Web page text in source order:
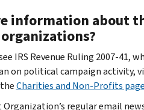
information about
IRS Revenue Ruling 2007-41,
on political campaign activity,
Charities and Non-Profits page
regular email